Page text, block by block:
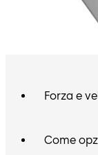
Forza e
Come